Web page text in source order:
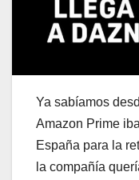
Ya sabíamos
Amazon Prime
España para la
la compañía